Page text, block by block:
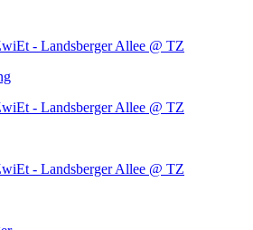
- Landsberger Allee @ TZ
- Landsberger Allee @ TZ
- Landsberger Allee @ TZ